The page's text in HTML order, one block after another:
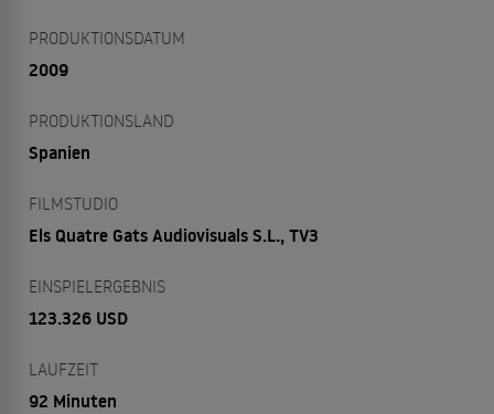
PRODUKTIONSDATUM
2009
PRODUKTIONSLAND
Spanien
FILMSTUDIO
Els Quatre Gats Audiovisuals S.L., TV3
EINSPIELERGEBNIS
123.326 USD
LAUFZEIT
92 Minuten